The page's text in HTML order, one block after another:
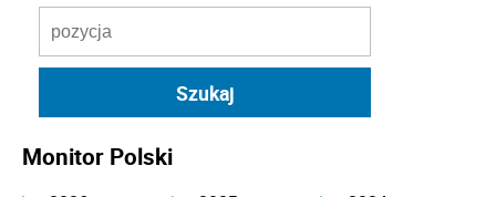
Monitor Polski